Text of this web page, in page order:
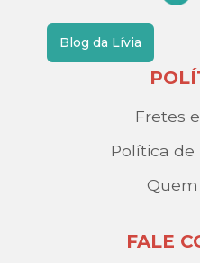
Blog da Lívia
Fretes
Política de
Quem
FALE